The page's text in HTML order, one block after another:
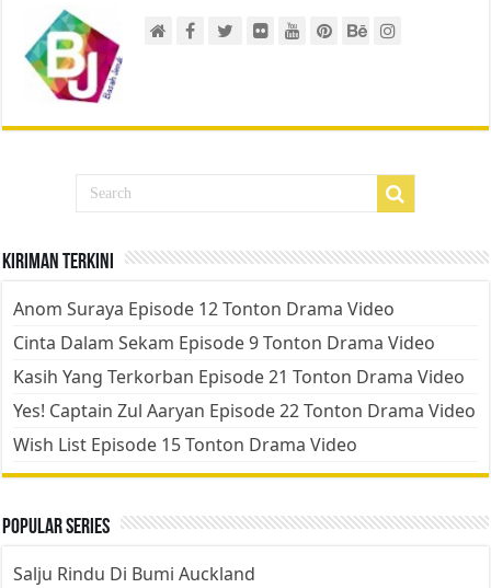
Kiriman Terkini
Anom Suraya Episode 12 Tonton Drama Video
Cinta Dalam Sekam Episode 9 Tonton Drama Video
Kasih Yang Terkorban Episode 21 Tonton Drama Video
Yes! Captain Zul Aaryan Episode 22 Tonton Drama Video
Wish List Episode 15 Tonton Drama Video
Popular Series
Salju Rindu Di Bumi Auckland